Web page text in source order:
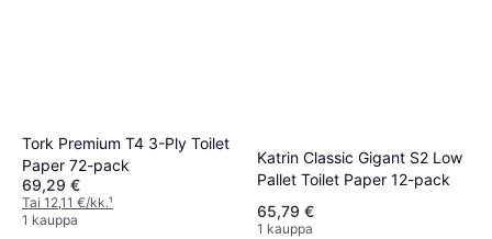
Tork Premium T4 3-Ply Toilet
Paper 72-pack
69,29 €
Tai 12,11 €/kk.¹
1 kauppa
Katrin Classic Gigant S2 Low
Pallet Toilet Paper 12-pack
65,79 €
1 kauppa